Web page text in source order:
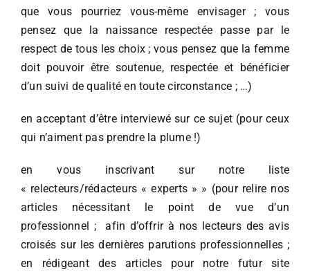
que vous pourriez vous-même envisager ; vous
pensez que la naissance respectée passe par le
respect de tous les choix ; vous pensez que la femme
doit pouvoir être soutenue, respectée et bénéficier
d’un suivi de qualité en toute circonstance ; …)
en acceptant d’être interviewé sur ce sujet (pour ceux
qui n’aiment pas prendre la plume !)
en vous inscrivant sur notre liste
« relecteurs/rédacteurs « experts » » (pour relire nos
articles nécessitant le point de vue d’un
professionnel ; afin d’offrir à nos lecteurs des avis
croisés sur les dernières parutions professionnelles ;
en rédigeant des articles pour notre futur site